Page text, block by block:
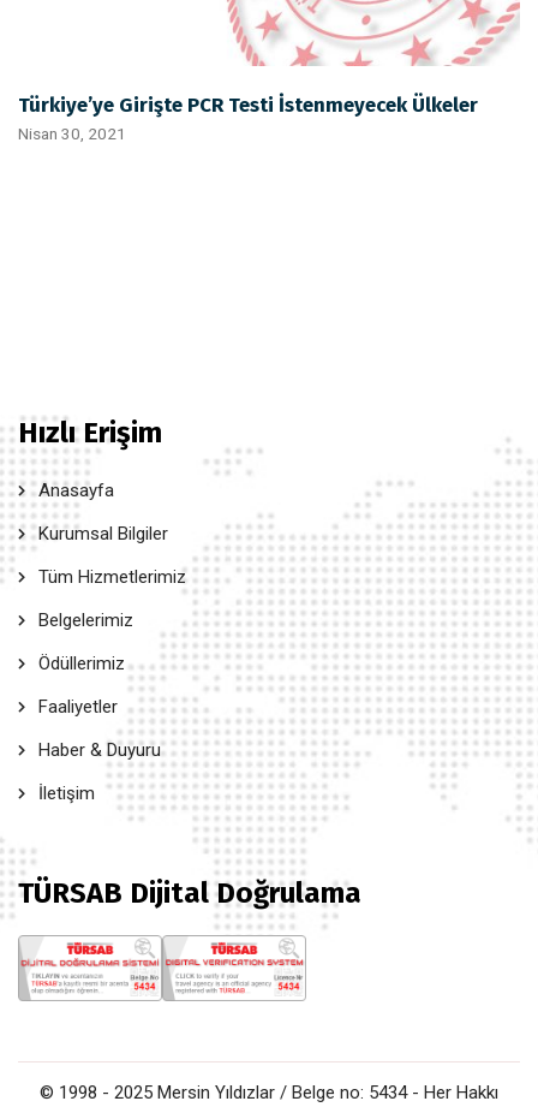
Türkiye’ye Girişte PCR Testi İstenmeyecek Ülkeler
Nisan 30, 2021
Hızlı Erişim
Anasayfa
Kurumsal Bilgiler
Tüm Hizmetlerimiz
Belgelerimiz
Ödüllerimiz
Faaliyetler
Haber & Duyuru
İletişim
TÜRSAB Dijital Doğrulama
© 1998 - 2025 Mersin Yıldızlar / Belge no: 5434 - Her Hakkı